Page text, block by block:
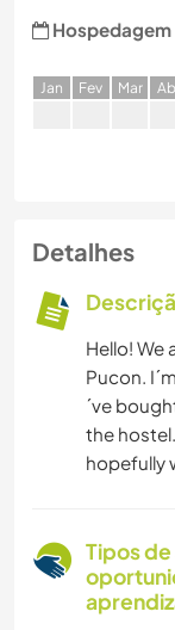
Jan Fev Mar A
Detalhes
Hello! We
Pucon.
´ve
the
hopefully
Tipos de